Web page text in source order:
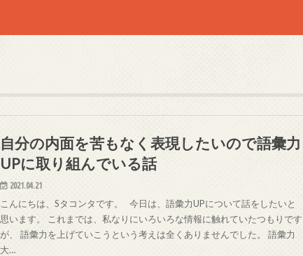
自分の内面を苦もなく表現したいので語彙力
UPに取り組んでいる話
2021.04.21
こんにちは、Sタコンタです。 今日は、語彙力UPについて話をしたいと
思います。 これまでは、私なりにいろいろな情報に触れていたつもりです
が、 語彙力を上げていこうという考えは全くありませんでした。 語彙力
大…